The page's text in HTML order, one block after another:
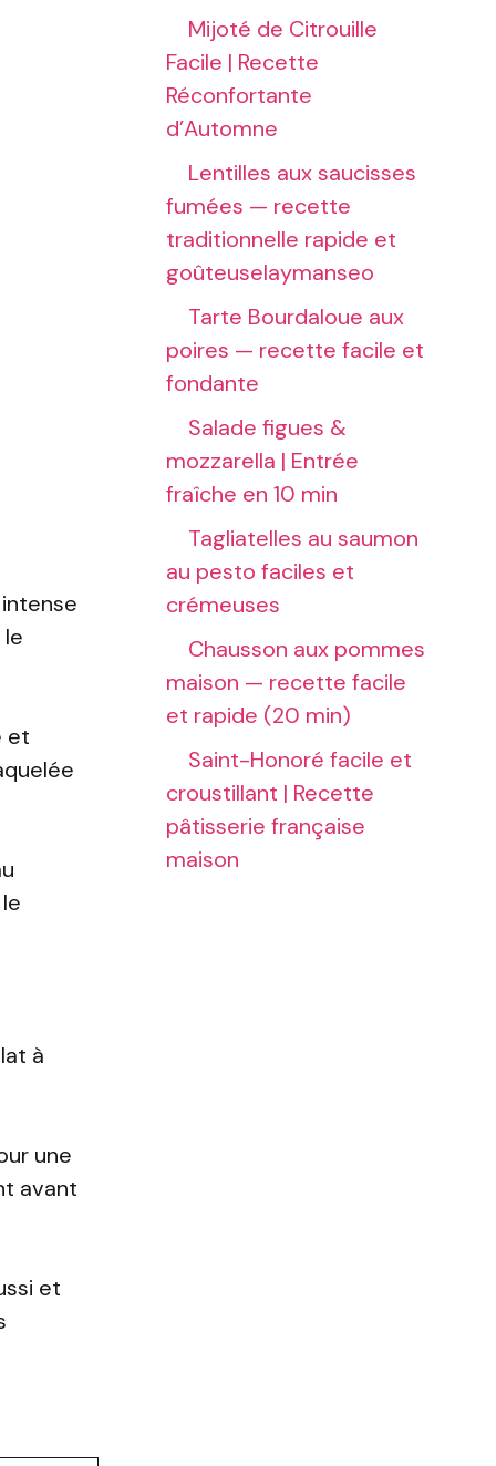
et
à
une
avant
et
Mijoté de Citrouille
Facile | Recette
Réconfortante
d’Automne
Lentilles aux saucisses
fumées — recette
traditionnelle rapide et
goûteuselaymanseo
Tarte Bourdaloue aux
poires — recette facile et
fondante
Salade figues &
mozzarella | Entrée
fraîche en 10 min
Tagliatelles au saumon
au pesto faciles et
crémeuses
Chausson aux pommes
maison — recette facile
et rapide (20 min)
Saint-Honoré facile et
croustillant | Recette
pâtisserie française
maison